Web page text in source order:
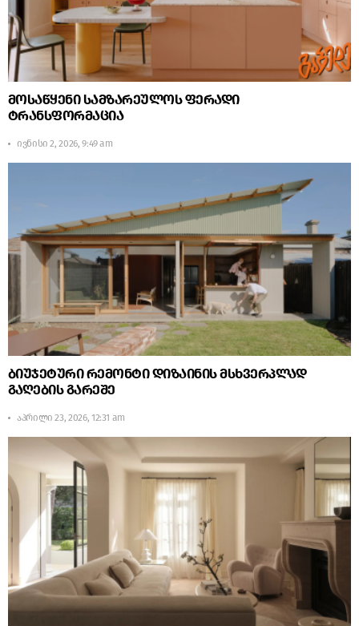
მოსაწყენი სამზარეულოს ფერადი
ტრანსფორმაცია
ივნისი 2, 2026, 9:49 am
ბიუჯეტური რემონტი დიზაინის მსხვერპლად
გაღების გარეშე
აპრილი 23, 2026, 12:31 am